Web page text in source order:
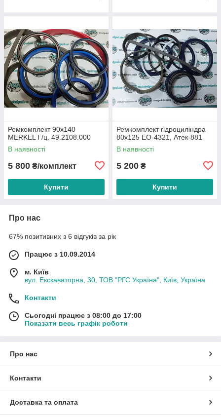
Ремкомплект 90x140
MERKEL Г/ц. 49.2108.000
В наявності
5 800 ₴/комплект
Купити
Ремкомплект гідроциліндра
80х125 ЕО-4321, Атек-881
В наявності
5 200 ₴
Купити
Про нас
67% позитивних з 6 відгуків за рік
Працює з 10.09.2014
м. Київ
вул. Екскаваторна, 30, ТОВ "РГС Україна", Київ, Україна
Контакти
Сьогодні працює з 08:00 до 17:00
Показати весь графік роботи
Про нас
Контакти
Доставка та оплата